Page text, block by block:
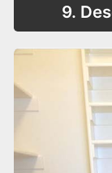
9.